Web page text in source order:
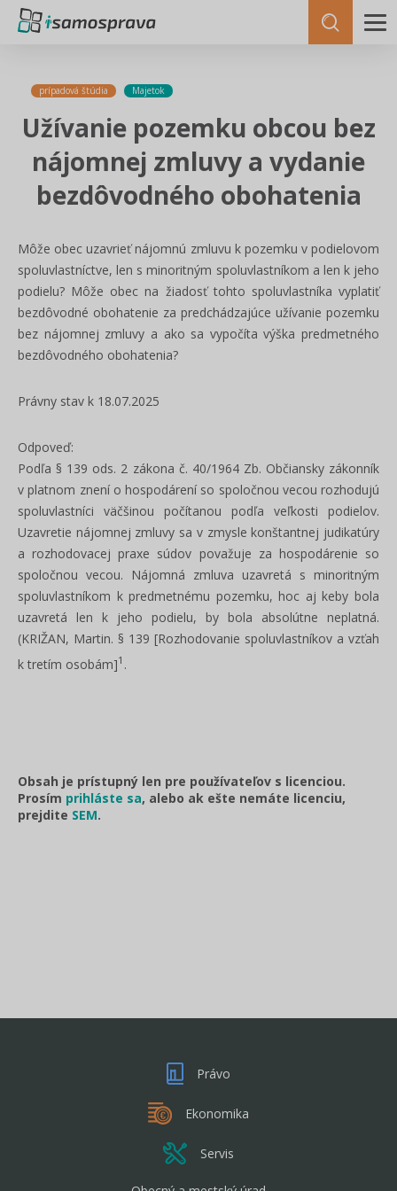
prípadová štúdia Majetok
Užívanie pozemku obcou bez
nájomnej zmluvy a vydanie
bezdôvodného obohatenia
Môže obec uzavrieť nájomnú zmluvu k pozemku v podielovom
spoluvlastníctve, len s minoritným spoluvlastníkom a len k jeho
podielu? Môže obec na žiadosť tohto spoluvlastníka vyplatiť
bezdôvodné obohatenie za predchádzajúce užívanie pozemku
bez nájomnej zmluvy a ako sa vypočíta výška predmetného
bezdôvodného obohatenia?
Právny stav k 18.07.2025
Odpoveď:
Podľa § 139 ods. 2 zákona č. 40/1964 Zb. Občiansky zákonník
v platnom znení o hospodárení so spoločnou vecou rozhodujú
spoluvlastníci väčšinou počítanou podľa veľkosti podielov.
Uzavretie nájomnej zmluvy sa v zmysle konštantnej judikatúry
a rozhodovacej praxe súdov považuje za hospodárenie so
spoločnou vecou. Nájomná zmluva uzavretá s minoritným
spoluvlastníkom k predmetnému pozemku, hoc aj keby bola
uzavretá len k jeho podielu, by bola absolútne neplatná.
(KRIŽAN, Martin. § 139 [Rozhodovanie spoluvlastníkov a vzťah
k tretím osobám]1 .
Obsah je prístupný len pre používateľov s licenciou.
Prosím prihláste sa, alebo ak ešte nemáte licenciu,
prejdite SEM.
Právo
Ekonomika
Servis